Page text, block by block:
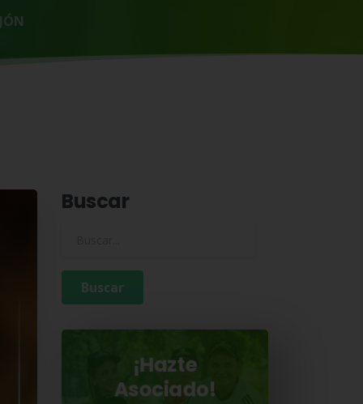
Buscar
¡Hazte
Asociado!